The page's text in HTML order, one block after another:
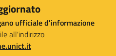
ufficiale d'informazione
all'indirizzo